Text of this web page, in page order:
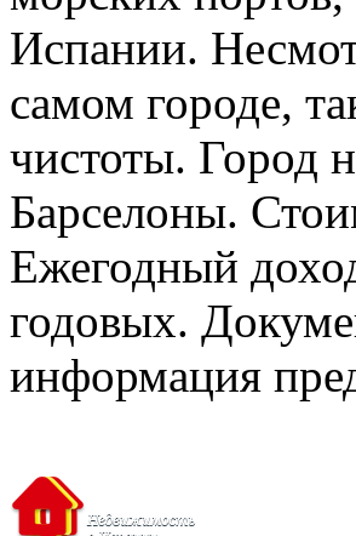
Испании.
самом городе,
чистоты. Город
Барселоны.
Ежегодный
годовых.
информация